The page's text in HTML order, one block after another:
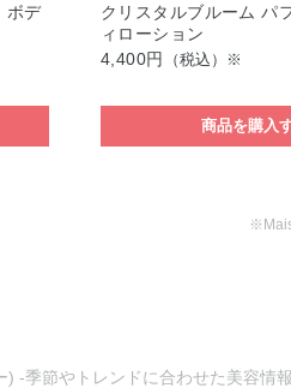
ボデ
クリスタルブルーム パ
ィローション
4,400円
（税込）※
商品を購入
-季節やトレンドに合わせた美容情